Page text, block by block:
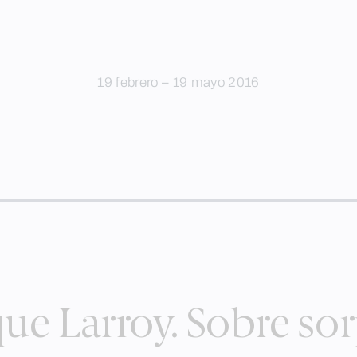
19 febrero – 19 mayo 2016
Larroy. Sobre